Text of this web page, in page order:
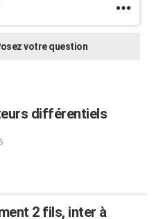
votre question
différentiels
2 fils, inter à